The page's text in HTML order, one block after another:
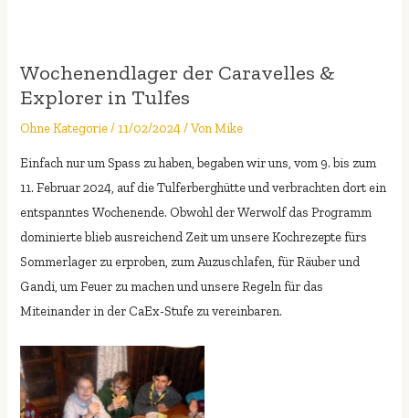
Wochenendlager der Caravelles &
Explorer in Tulfes
Ohne Kategorie/ 11/02/2024/ VonMike
Einfach nur um Spass zu haben, begaben wir uns, vom 9. bis zum
11. Februar 2024, auf die Tulferberghütte und verbrachten dort ein
entspanntes Wochenende. Obwohl der Werwolf das Programm
dominierte blieb ausreichend Zeit um unsere Kochrezepte fürs
Sommerlager zu erproben, zum Auzuschlafen, für Räuber und
Gandi, um Feuer zu machen und unsere Regeln für das
Miteinander in der CaEx-Stufe zu vereinbaren.